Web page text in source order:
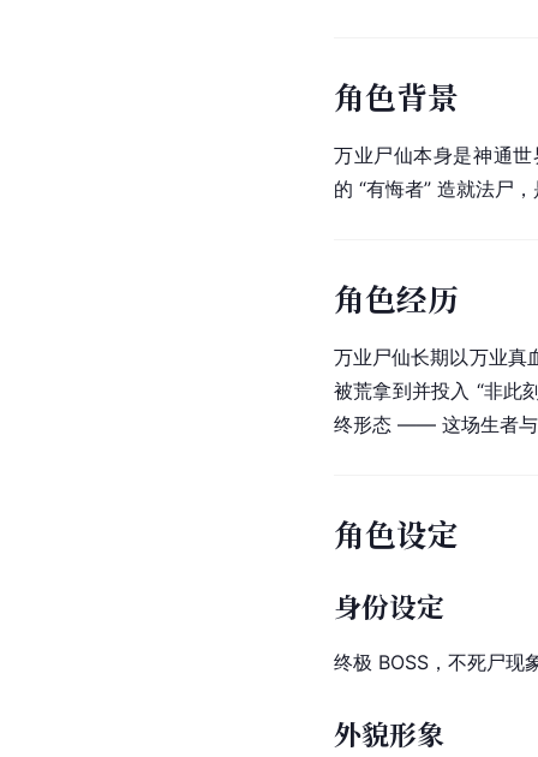
角色背景
万业尸仙本身是神通世
的 “有悔者” 造就法尸
角色经历
万业尸仙长期以万业真
被荒拿到并投入 “非此
终形态 —— 这场生者与
角色设定
身份设定
终极 BOSS，不死尸现
外貌形象